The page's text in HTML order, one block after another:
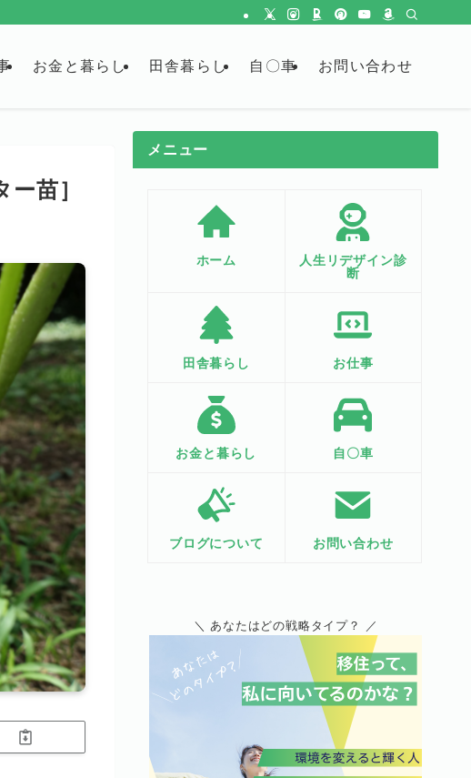
お金と暮らし 田舎暮らし 自〇車 お問い合わせ
苗］
メニュー
ホーム
人生リデザイン診
断
田舎暮らし お仕事
お金と暮らし 自〇車
ブログについて お問い合わせ
＼ あなたはどの戦略タイプ？ ／